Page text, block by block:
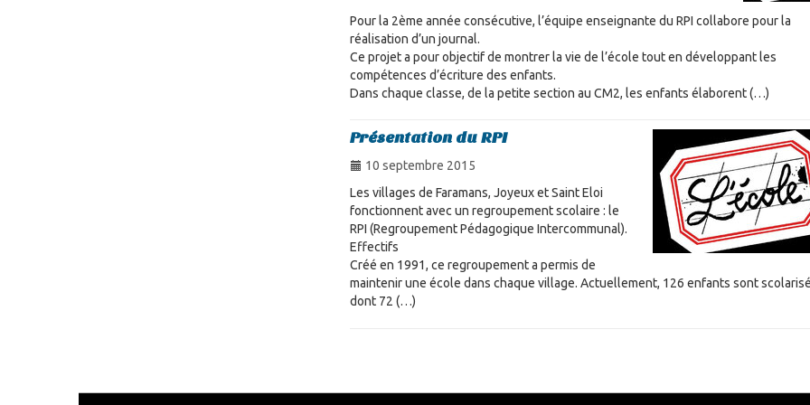
Pour la 2ème année consécutive, l’équipe enseignante du RPI collabore pour la
réalisation d’un journal.
Ce projet a pour objectif de montrer la vie de l’école tout en développant les
compétences d’écriture des enfants.
Dans chaque classe, de la petite section au CM2, les enfants élaborent (…)
Présentation du RPI
10 septembre 2015
Les villages de Faramans, Joyeux et Saint Eloi
fonctionnent avec un regroupement scolaire : le
RPI (Regroupement Pédagogique Intercommunal).
Effectifs
Créé en 1991, ce regroupement a permis de
maintenir une école dans chaque village. Actuellement, 126 enfants sont
dont 72 (…)